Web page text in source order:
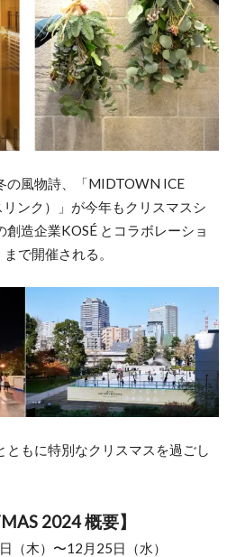
の風物詩、「MIDTOWN ICE
ンク）」が今年もクリスマスシ
創造企業KOSÉ とコラボレーショ
で開催される。
もに特別なクリスマスを過ごし
2024 概要】
（木）〜12月25日（水）